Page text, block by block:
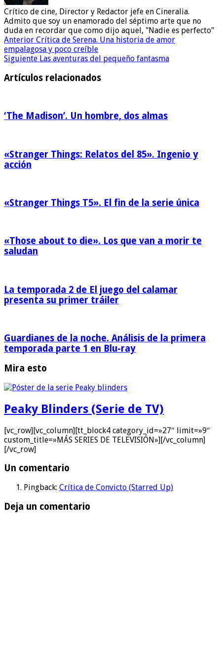
Crítico de cine, Director y Redactor jefe en Cineralia.
Admito que soy un enamorado del séptimo arte que no
duda en recordar que como dijo aquel, "Nadie es perfecto"
Anterior Crítica de Serena. Una historia de amor
empalagosa y poco creíble
Siguiente Las aventuras del pequeño fantasma
Artículos relacionados
‘The Madison’. Un hombre, dos almas
«Stranger Things: Relatos del 85». Ingenio y
acción
«Stranger Things T5». El fin de la serie única
«Those about to die». Los que van a morir te
saludan
La temporada 2 de El juego del calamar
presenta su primer tráiler
Guardianes de la noche. Análisis de la primera
temporada parte 1 en Blu-ray
Mira esto
Peaky Blinders (Serie de TV)
[vc_row][vc_column][tt_block4 category_id=»27″ limit=»9″
custom_title=»MÁS SERIES DE TELEVISIÓN»][/vc_column]
[/vc_row]
Un comentario
Pingback: Crítica de Convicto (Starred Up)
Deja un comentario